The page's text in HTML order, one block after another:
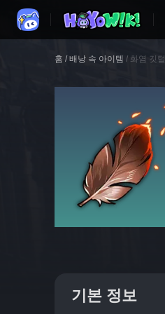
홈 / 배낭 속 아이템 / 화염 깃털
기본 정보